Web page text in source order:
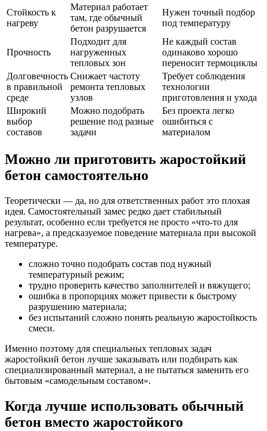
Стойкость к
нагреву
Материал работает
там, где обычный
бетон разрушается
Нужен точный подбор
под температуру
Прочность
Подходит для
нагруженных
тепловых зон
Не каждый состав
одинаково хорошо
переносит термоциклы
Долговечность
в правильной
среде
Снижает частоту
ремонта тепловых
узлов
Требует соблюдения
технологии
приготовления и ухода
Широкий
выбор
составов
Можно подобрать
решение под разные
задачи
Без проекта легко
ошибиться с
материалом
Можно ли приготовить жаростойкий
бетон самостоятельно
Теоретически — да, но для ответственных работ это плохая
идея. Самостоятельный замес редко дает стабильный
результат, особенно если требуется не просто «что-то для
нагрева», а предсказуемое поведение материала при высокой
температуре.
сложно точно подобрать состав под нужный
температурный режим;
трудно проверить качество заполнителей и вяжущего;
ошибка в пропорциях может привести к быстрому
разрушению материала;
без испытаний сложно понять реальную жаростойкость
смеси.
Именно поэтому для специальных тепловых задач
жаростойкий бетон лучше заказывать или подбирать как
специализированный материал, а не пытаться заменить его
бытовым «самодельным составом».
Когда лучше использовать обычный
бетон вместо жаростойкого